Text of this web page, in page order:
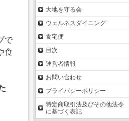
で
食
大地を守る会
ウェルネスダイニング
食宅便
目次
運営者情報
お問い合わせ
プライバシーポリシー
特定商取引法及びその他法令
に基づく表記